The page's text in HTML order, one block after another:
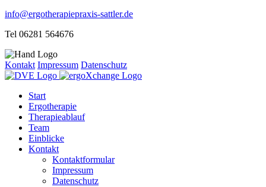
info@ergotherapiepraxis-sattler.de
Tel 06281 564676
Kontakt Impressum Datenschutz
Start
Ergotherapie
Therapieablauf
Team
Einblicke
Kontakt
Kontaktformular
Impressum
Datenschutz